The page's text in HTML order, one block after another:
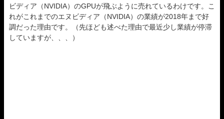
ビディア（NVIDIA）のGPUが飛ぶように売れているわけです。こ
れがこれまでのエヌビディア（NVIDIA）の業績が2018年まで好
調だった理由です。（先ほども述べた理由で最近少し業績が停滞
していますが、、、）